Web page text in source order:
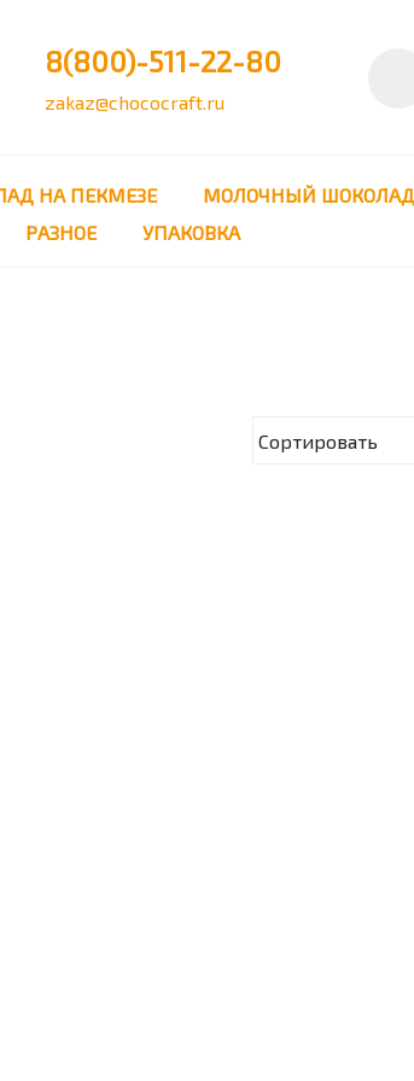
8(800)-511-22-80
zakaz@chococraft.ru
НА ПЕКМЕЗЕ
МОЛОЧНЫЙ ШОКОЛАД
РАЗНОЕ УПАКОВКА